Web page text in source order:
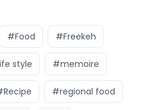
#Food #Freekeh
style #memoire
#regional food